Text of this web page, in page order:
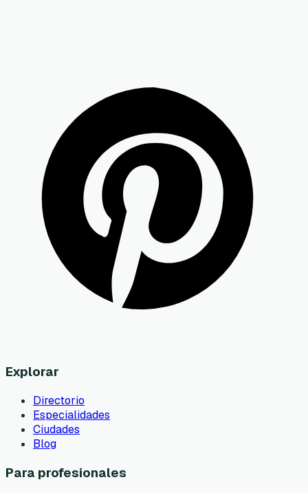
Explorar
Directorio
Especialidades
Ciudades
Blog
Para profesionales